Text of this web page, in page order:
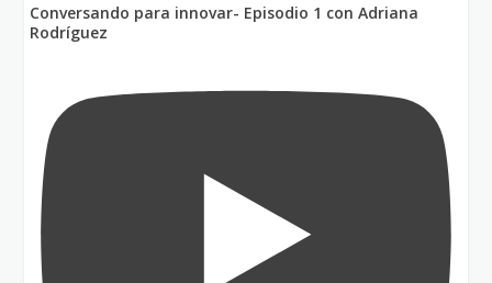
Conversando para innovar- Episodio 1 con Adriana
Rodríguez